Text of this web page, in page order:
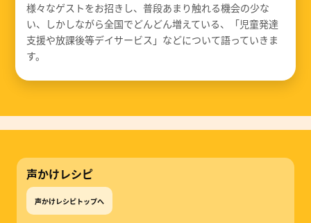
様々なゲストをお招きし、普段あまり触れる機会の少な
い、しかしながら全国でどんどん増えている、「児童発達
支援や放課後等デイサービス」などについて語っていきま
す。
声かけレシピ
声かけレシピトップへ